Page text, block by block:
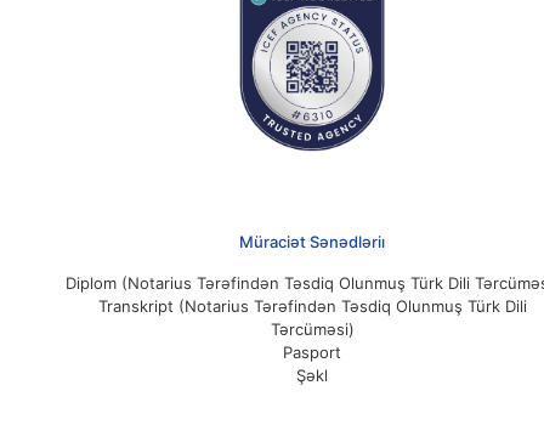
Müraciət Sənədləriı
Diplom (Notarius Tərəfindən Təsdiq Olunmuş Türk Dili
Transkript (Notarius Tərəfindən Təsdiq Olunmuş Türk Dili
Tərcüməsi)
Pasport
Şəkl